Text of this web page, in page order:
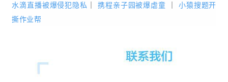
水滴直播被爆侵犯隐私
携程亲子园被爆虐童
小猿搜题开
撕作业帮